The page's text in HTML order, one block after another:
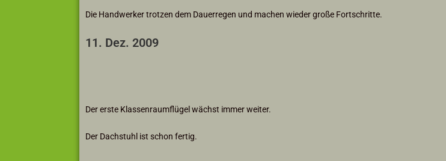
Die Handwerker trotzen dem Dauerregen und machen wieder große Fortschritte.
11. Dez. 2009
Der erste Klassenraumflügel wächst immer weiter.
Der Dachstuhl ist schon fertig.